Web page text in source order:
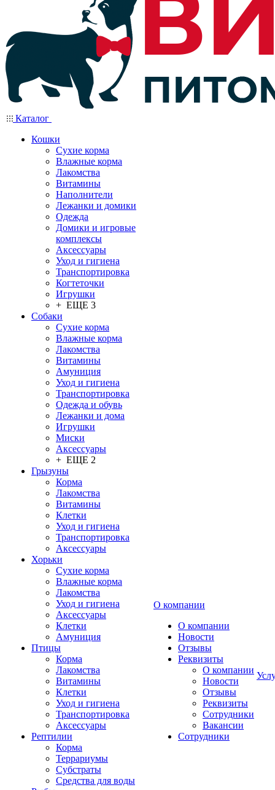
Каталог
Кошки
Сухие корма
Влажные корма
Лакомства
Витамины
Наполнители
Лежанки и домики
Одежда
Домики и игровые
комплексы
Аксессуары
Уход и гигиена
Транспортировка
Когтеточки
Игрушки
+ ЕЩЕ 3
Собаки
Сухие корма
Влажные корма
Лакомства
Витамины
Амуниция
Уход и гигиена
Транспортировка
Одежда и обувь
Лежанки и дома
Игрушки
Миски
Аксессуары
+ ЕЩЕ 2
Грызуны
Корма
Лакомства
Витамины
Клетки
Уход и гигиена
Транспортировка
Аксессуары
Хорьки
Сухие корма
Влажные корма
Лакомства
Уход и гигиена
Аксессуары
Клетки
Амуниция
Птицы
Корма
Лакомства
Витамины
Клетки
Уход и гигиена
Транспортировка
Аксессуары
Рептилии
Корма
Террариумы
Субстраты
Средства для воды
О компании
О компании
Новости
Отзывы
Реквизиты
О компании
Новости
Отзывы
Реквизиты
Сотрудники
Вакансии
Сотрудники